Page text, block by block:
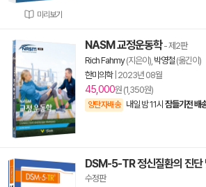
미리보기
NASM 교정운동학- 제2판
Rich Fahmy(지은이), 박영철 (옮긴이)
한미의학| 2023년 08월
45,000원 (1,350원)
양탄자배송 내일 밤 11시 잠들기전 배
DSM-5-TR 정신질환의 진단
수정판